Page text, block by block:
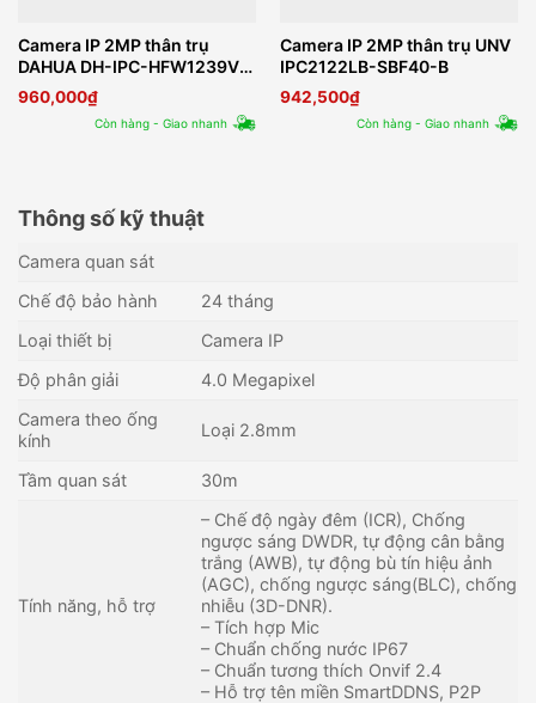
Camera IP 2MP thân trụ
DAHUA DH-IPC-HFW1239V-
A-LED-B
960,000₫
Còn hàng - Giao nhanh
Camera IP 2MP thân trụ UNV
IPC2122LB-SBF40-B
942,500₫
Còn hàng - Giao nhanh
Thông số kỹ thuật
Camera quan sát
Chế độ bảo hành
24 tháng
Loại thiết bị
Camera IP
Độ phân giải
4.0 Megapixel
Camera theo ống
kính
Loại 2.8mm
Tầm quan sát 30m
Tính năng, hỗ trợ
– Chế độ ngày đêm (ICR), Chống
ngược sáng DWDR, tự động cân bằng
trắng (AWB), tự động bù tín hiệu ảnh
(AGC), chống ngược sáng(BLC), chống
nhiễu (3D-DNR).
– Tích hợp Mic
– Chuẩn chống nước IP67
– Chuẩn tương thích Onvif 2.4
– Hỗ trợ tên miền SmartDDNS, P2P